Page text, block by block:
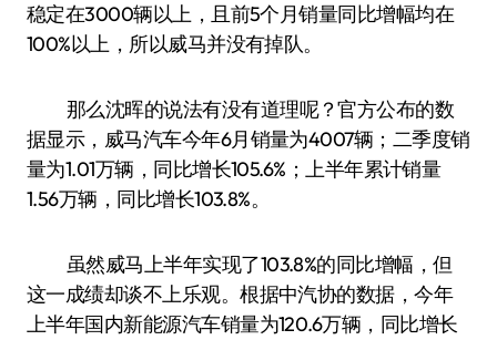
稳定在3000辆以上，且前5个月销量同比增幅均在
100%以上，所以威马并没有掉队。
那么沈晖的说法有没有道理呢？官方公布的数
据显示，威马汽车今年6月销量为4007辆；二季度销
量为1.01万辆，同比增长105.6%；上半年累计销量
1.56万辆，同比增长103.8%。
虽然威马上半年实现了103.8%的同比增幅，但
这一成绩却谈不上乐观。根据中汽协的数据，今年
上半年国内新能源汽车销量为120.6万辆，同比增长